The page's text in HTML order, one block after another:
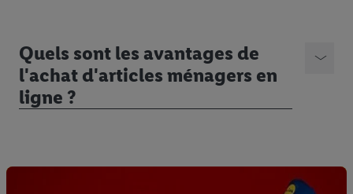
Quels sont les avantages de
l'achat d'articles ménagers en
ligne ?